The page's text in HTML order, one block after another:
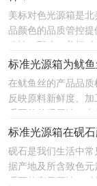
美标对色光源箱是
品颜色的品质管控
致性。那么，美标
么样？下文对美标对
标准光源箱为鱿
在鱿鱼丝的产品品
反映原料新鲜度、
重要的外观属性。
标准光源环境。
标准光源箱在砚
砚石是我们生活中
据产地及所含致色
重要的商品属性，